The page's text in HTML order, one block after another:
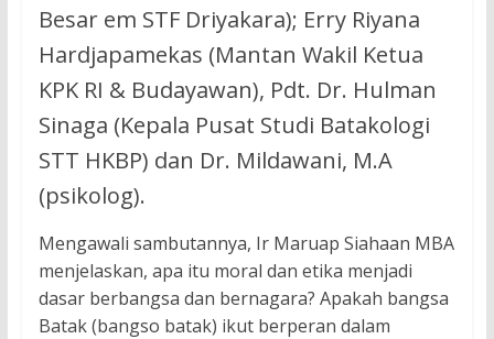
Besar em STF Driyakara); Erry Riyana
Hardjapamekas (Mantan Wakil Ketua
KPK RI & Budayawan), Pdt. Dr. Hulman
Sinaga (Kepala Pusat Studi Batakologi
STT HKBP) dan Dr. Mildawani, M.A
(psikolog).
Mengawali sambutannya, Ir Maruap Siahaan MBA
menjelaskan, apa itu moral dan etika menjadi
dasar berbangsa dan bernagara? Apakah bangsa
Batak (bangso batak) ikut berperan dalam